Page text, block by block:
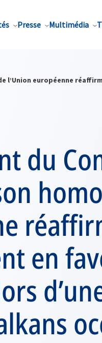
Presse Multimédia
l’Union européenne
du
en